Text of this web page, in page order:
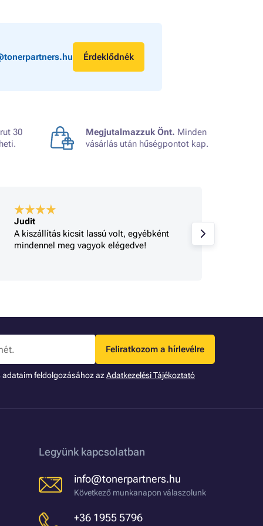
Érdeklődnék
30
Megjutalmazzuk Önt. Minden
vásárlás után hűségpontot kap.
Judit
A kiszállítás kicsit lassú volt, egyébként
mindennel meg vagyok elégedve!
Feliratkozom a hírlevélre
adataim feldolgozásához azAdatkezelési Tájékoztató
Legyünk kapcsolatban
info@tonerpartners.hu
Következő munkanapon válaszolunk
+36 1955 5796